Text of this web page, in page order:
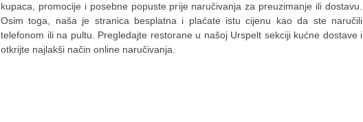
kupaca, promocije i posebne popuste prije naručivanja za preuzimanje ili dostavu.
Osim toga, naša je stranica besplatna i plaćate istu cijenu kao da ste naručili
telefonom ili na pultu. Pregledajte restorane u našoj Urspelt sekciji kućne dostave i
otkrijte najlakši način online naručivanja.